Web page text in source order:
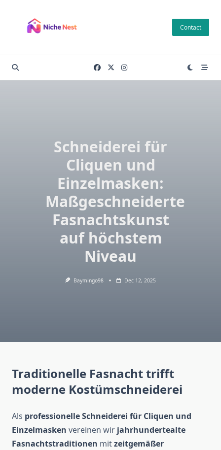
content
Contact
Schneiderei für
Cliquen und
Einzelmasken:
Maßgeschneiderte
Fasnachtskunst
auf höchstem
Niveau
Baymingo98 Dec 12, 2025
Traditionelle Fasnacht trifft
moderne Kostümschneiderei
Als professionelle Schneiderei für Cliquen und
Einzelmasken vereinen wir jahrhundertealte
Fasnachtstraditionen mitzeitgemäßer